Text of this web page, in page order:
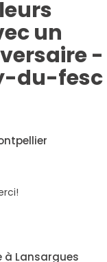
un
-
du-fesc
à Lansargues